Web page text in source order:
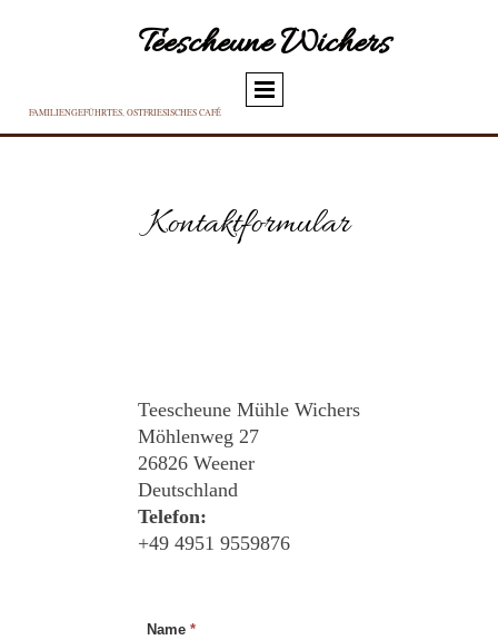
Teescheune Wichers
FAMILIENGEFÜHRTES, OSTFRIESISCHES CAFÉ
Kontaktformular
Teescheune Mühle Wichers
Möhlenweg 27
26826 Weener
Deutschland
Telefon:
+49 4951 9559876
Name*